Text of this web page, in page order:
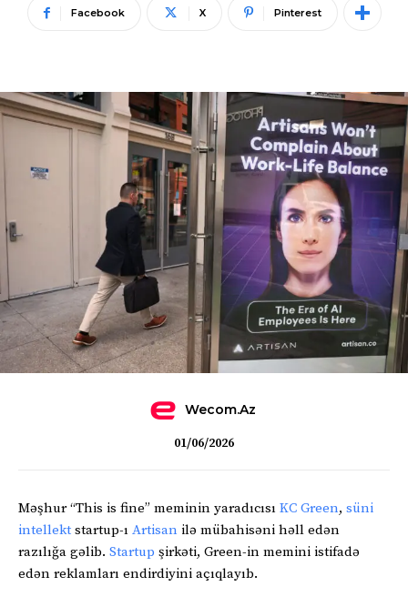
Facebook X Pinterest
Wecom.az
01/06/2026
Məşhur “This is fine” meminin yaradıcısı KC Green, süni
intellekt startup-ı Artisan ilə mübahisəni həll edən
razılığa gəlib. Startup şirkəti, Green-in memini istifadə
edən reklamları endirdiyini açıqlayıb.